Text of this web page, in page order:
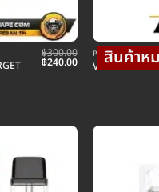
฿300.00
Original
price
฿240.00Current
price
POD พอตบุหรี่ไฟฟ้า
VAPORESSO